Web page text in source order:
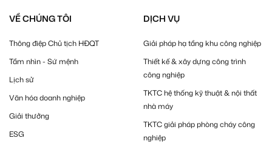
VỀ CHÚNG TÔI
Thông điệp Chủ tịch HĐQT
Tầm nhìn - Sứ mệnh
Lịch sử
Văn hóa doanh nghiệp
Giải thưởng
ESG
DỊCH VỤ
Giải pháp hạ tầng khu công nghiệp
Thiết kế & xây dựng công trình
công nghiệp
TKTC hệ thống kỹ thuật & nội thất
nhà máy
TKTC giải pháp phòng cháy công
nghiệp